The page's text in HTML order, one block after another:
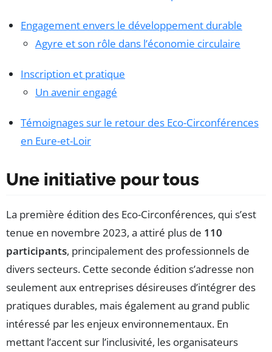
Engagement envers le développement durable
Agyre et son rôle dans l’économie circulaire
Inscription et pratique
Un avenir engagé
Témoignages sur le retour des Eco-Circonférences
en Eure-et-Loir
Une initiative pour tous
La première édition des Eco-Circonférences, qui s’est
tenue en novembre 2023, a attiré plus de 110
participants, principalement des professionnels de
divers secteurs. Cette seconde édition s’adresse non
seulement aux entreprises désireuses d’intégrer des
pratiques durables, mais également au grand public
intéressé par les enjeux environnementaux. En
mettant l’accent sur l’inclusivité, les organisateurs